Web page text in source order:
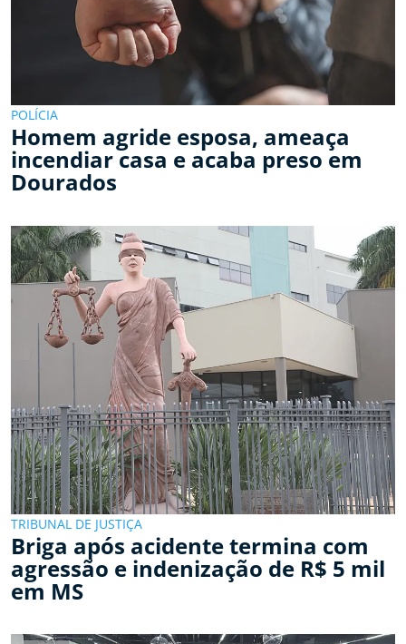
POLÍCIA
Homem agride esposa, ameaça
incendiar casa e acaba preso em
Dourados
TRIBUNAL DE JUSTIÇA
Briga após acidente termina com
agressão e indenização de R$ 5 mil
em MS